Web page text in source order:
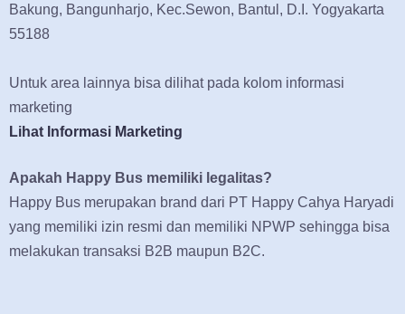
Bakung, Bangunharjo, Kec.Sewon, Bantul, D.I. Yogyakarta
55188
Untuk area lainnya bisa dilihat pada kolom informasi
marketing
Lihat Informasi Marketing
Apakah Happy Bus memiliki legalitas?
Happy Bus merupakan brand dari PT Happy Cahya Haryadi
yang memiliki izin resmi dan memiliki NPWP sehingga bisa
melakukan transaksi B2B maupun B2C.